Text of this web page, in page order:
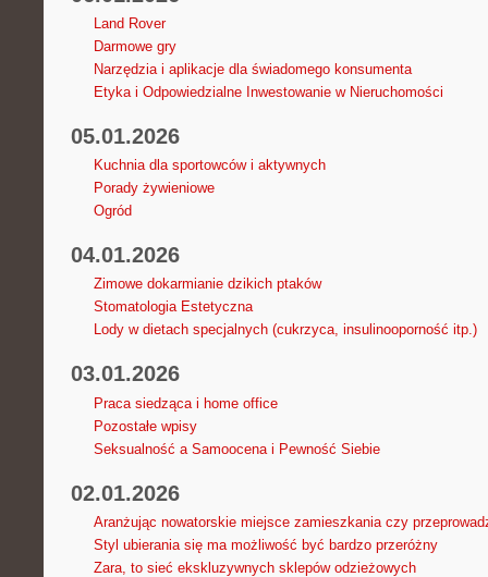
Land Rover
Darmowe gry
Narzędzia i aplikacje dla świadomego konsumenta
Etyka i Odpowiedzialne Inwestowanie w Nieruchomości
05.01.2026
Kuchnia dla sportowców i aktywnych
Porady żywieniowe
Ogród
04.01.2026
Zimowe dokarmianie dzikich ptaków
Stomatologia Estetyczna
Lody w dietach specjalnych (cukrzyca, insulinooporność itp.)
03.01.2026
Praca siedząca i home office
Pozostałe wpisy
Seksualność a Samoocena i Pewność Siebie
02.01.2026
Aranżując nowatorskie miejsce zamieszkania czy
Styl ubierania się ma możliwość być bardzo przeróżny
Zara, to sieć ekskluzywnych sklepów odzieżowych